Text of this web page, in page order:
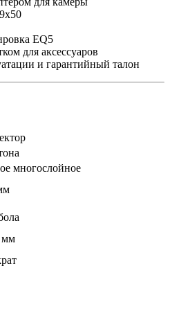
EQ5
для аксессуаров
и гарантийный талон
многослойное
мм